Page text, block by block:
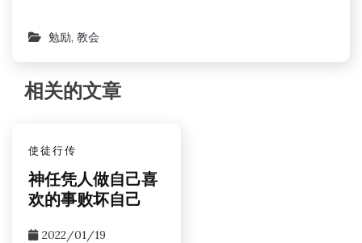
勉励, 教会
相关的文章
使徒行传
神任凭人做自己喜
欢的事败坏自己
2022/01/19